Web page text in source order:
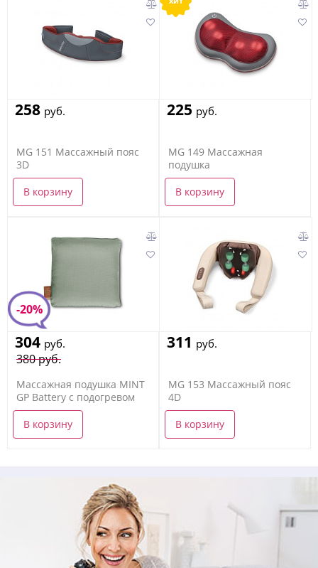
258 руб.
MG 151 Массажный пояс
3D
В корзину
225 руб.
MG 149 Массажная
подушка
В корзину
-20%
380 руб.
304 руб.
Массажная подушка MINT
GP Battery с подогревом
Beurer MG 139
В корзину
311 руб.
MG 153 Массажный пояс
4D
В корзину